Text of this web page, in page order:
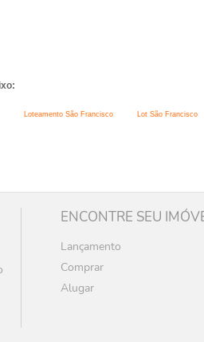
Loteamento São Francisco Lot São Francisco
ENCONTRE SEU
Lançamento
Comprar
Alugar